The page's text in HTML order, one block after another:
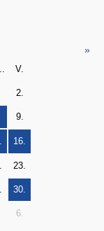
»
V.
2.
9.
16.
23.
30.
6.